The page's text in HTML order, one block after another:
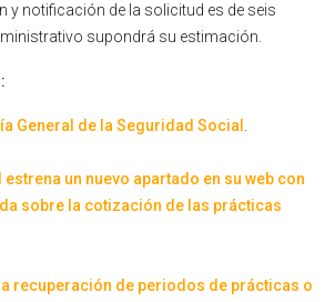
y notificación de la solicitud es de seis
supondrá su estimación.
General de la Seguridad Social
un nuevo apartado en su web con
sobre la cotización de las prácticas
recuperación de periodos de prácticas o